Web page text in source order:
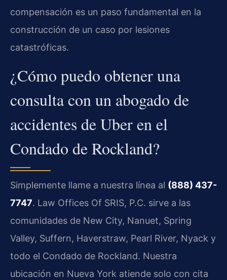
compensación es un paso fundamental en la
construcción de un caso por lesiones
catastróficas.
¿Cómo puedo obtener una
consulta con un abogado de
accidentes de Uber en el
Condado de Rockland?
Simplemente llame a nuestra línea al (888) 437-
7747. Law Offices Of SRIS, P.C. sirve a las
comunidades de New City, Nanuet, Spring
Valley, Suffern, Haverstraw, Pearl River, Nyack y
todo el Condado de Rockland. Nuestra
ubicación en Nueva York atiende solo con cita